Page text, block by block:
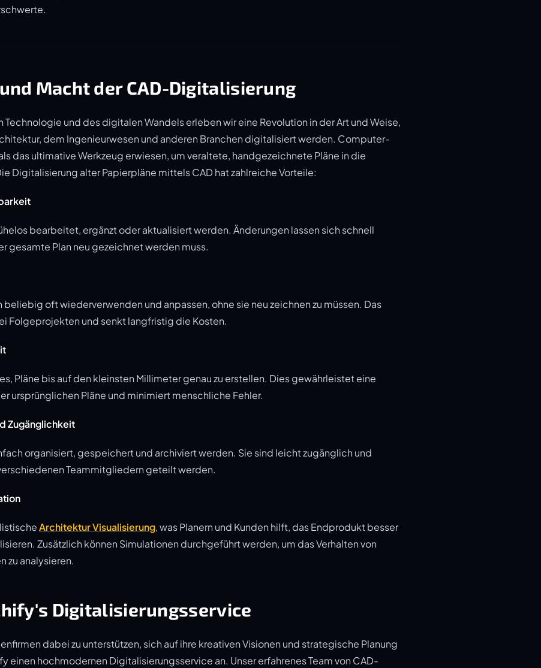
Macht der CAD-Digitalisierung
und des digitalen Wandels erleben wir eine Revolution in der Art und Weise,
dem Ingenieurwesen und anderen Branchen digitalisiert werden. Computer-
das ultimative Werkzeug erwiesen, um veraltete, handgezeichnete Pläne in die
Digitalisierung alter Papierpläne mittels CAD hat zahlreiche Vorteile:
bearbeitet, ergänzt oder aktualisiert werden. Änderungen lassen sich schnell
gesamte Plan neu gezeichnet werden muss.
beliebig oft wiederverwenden und anpassen, ohne sie neu zeichnen zu müssen. Das
Folgeprojekten und senkt langfristig die Kosten.
Pläne bis auf den kleinsten Millimeter genau zu erstellen. Dies gewährleistet eine
ursprünglichen Pläne und minimiert menschliche Fehler.
Zugänglichkeit
organisiert, gespeichert und archiviert werden. Sie sind leicht zugänglich und
Teammitgliedern geteilt werden.
Architektur Visualisierung, was Planern und Kunden hilft, das Endprodukt besser
Zusätzlich können Simulationen durchgeführt werden, um das Verhalten von
zu analysieren.
Digitalisierungsservice
dabei zu unterstützen, sich auf ihre kreativen Visionen und strategische Planung
einen hochmodernen Digitalisierungsservice an. Unser erfahrenes Team von CAD-